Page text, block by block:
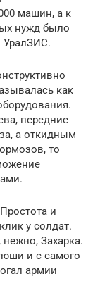
машин, а к
нужд было
УралЗИС.
как
передние
а откидным
то
и
у солдат.
Захарка.
и с самого
армии